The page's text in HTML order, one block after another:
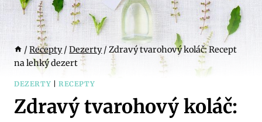
/ Recepty/ Dezerty/ Zdravý tvarohový koláč: Recept
na lehký dezert
DEZERTY RECEPTY
Zdravý tvarohový koláč: